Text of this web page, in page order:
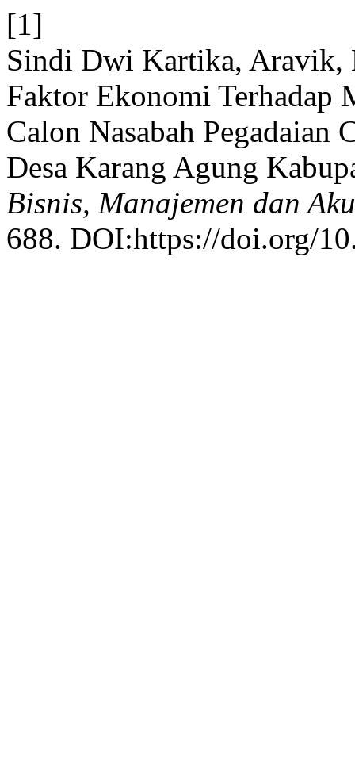
[1]
Sindi Dwi Kartika, Aravik,
Faktor Ekonomi Terhadap
Calon Nasabah Pegadaian
Desa Karang Agung
Bisnis, Manajemen dan
688. DOI:https://doi.org/